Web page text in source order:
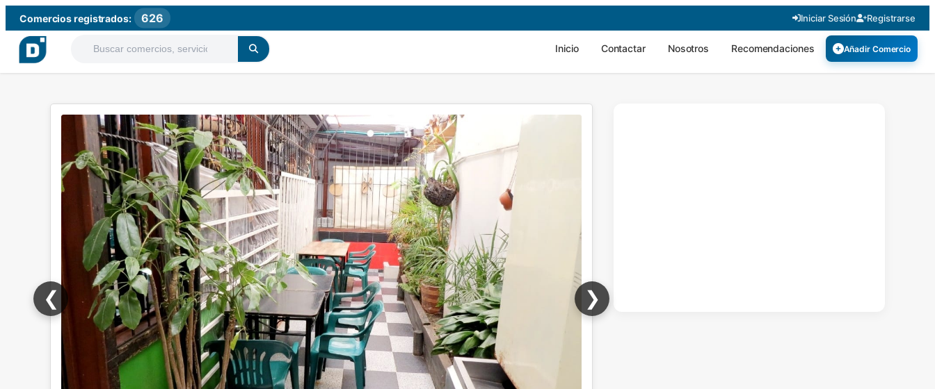
Comercios registrados: 626 Iniciar Sesión Registrarse
Inicio Contactar Nosotros Recomendaciones Añadir Comercio
❮ ❯